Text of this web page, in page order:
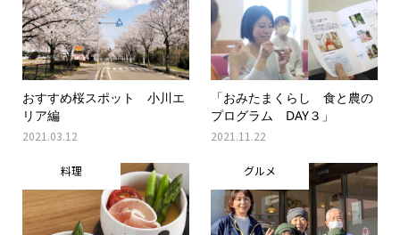
おすすめ桜スポット 小川エ
リア編
2021.03.12
「おみたまくらし 食と農の
プログラム DAY３」
2021.11.22
料理 グルメ